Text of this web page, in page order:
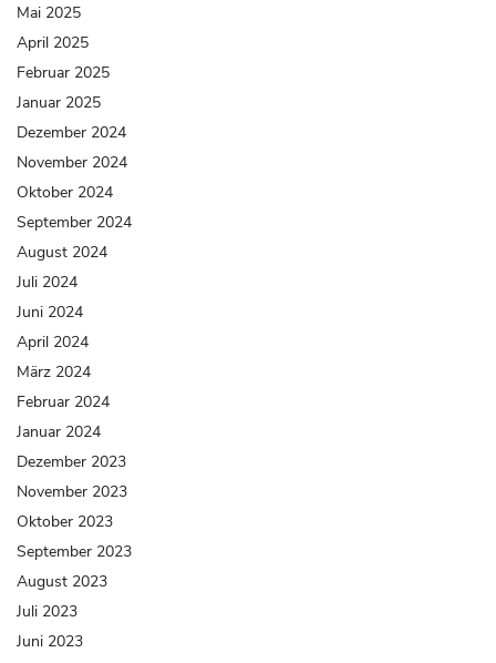
Mai 2025
April 2025
Februar 2025
Januar 2025
Dezember 2024
November 2024
Oktober 2024
September 2024
August 2024
Juli 2024
Juni 2024
April 2024
März 2024
Februar 2024
Januar 2024
Dezember 2023
November 2023
Oktober 2023
September 2023
August 2023
Juli 2023
Juni 2023